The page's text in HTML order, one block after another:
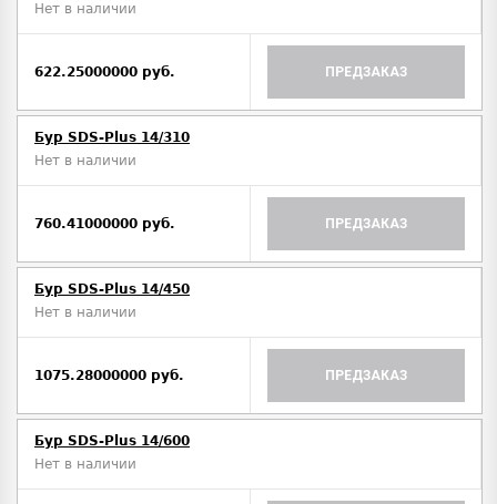
Нет в наличии
622.25000000 руб. ПРЕДЗАКАЗ
Бур SDS-Plus 14/310
Нет в наличии
760.41000000 руб. ПРЕДЗАКАЗ
Бур SDS-Plus 14/450
Нет в наличии
1075.28000000 руб. ПРЕДЗАКАЗ
Бур SDS-Plus 14/600
Нет в наличии